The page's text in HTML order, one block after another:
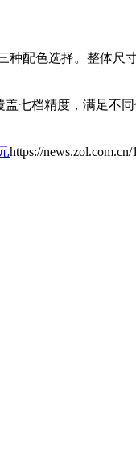
配色选择。整体尺
七档精度，满足不
https://news.zol.com.cn/